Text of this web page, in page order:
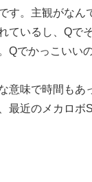
す。主観がなん
ているし、 Qで
Qでかっこいい
意味で時間もあ
最近のメカロボ